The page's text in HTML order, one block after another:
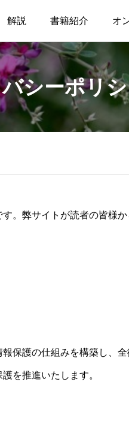
解説 書籍紹介 オ
シーポリ
。弊サイトが読者の皆様
保護の仕組みを構築し、
を推進いたします。